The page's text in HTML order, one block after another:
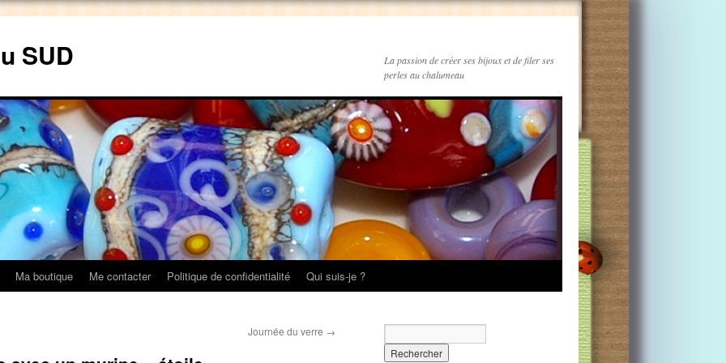
SUD
La passion de créer ses bijoux et de filer ses
perles au chalumeau
Ma boutique Me contacter Politique de confidentialité Qui suis-je ?
Journée du verre →